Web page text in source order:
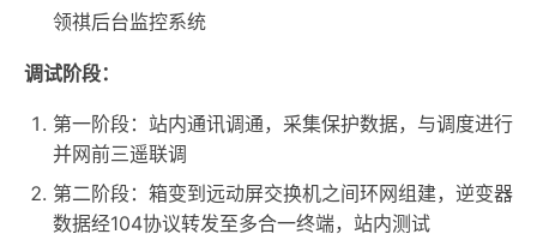
领祺后台监控系统
调试阶段：
第一阶段：站内通讯调通，采集保护数据，与调度进行
并网前三遥联调
第二阶段：箱变到远动屏交换机之间环网组建，逆变器
数据经104协议转发至多合一终端，站内测试